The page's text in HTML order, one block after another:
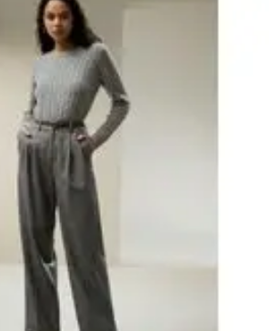
TutorialDecorazioni